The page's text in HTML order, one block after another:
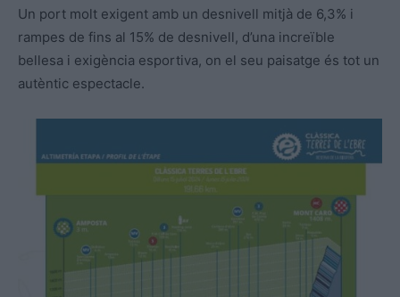
Un port molt exigent amb un desnivell mitjà de 6,3% i
rampes de fins al 15% de desnivell, d’una increïble
bellesa i exigència esportiva, on el seu paisatge és tot un
autèntic espectacle.